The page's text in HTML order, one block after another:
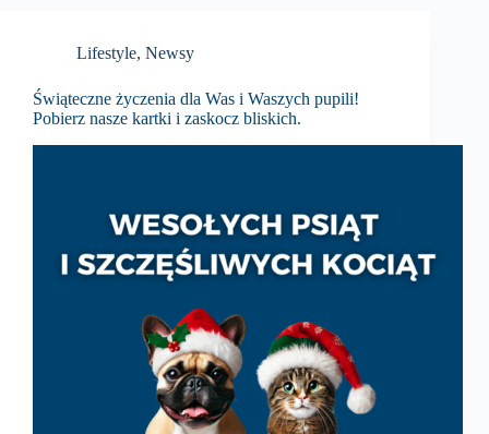
Lifestyle, Newsy
Świąteczne życzenia dla Was i Waszych pupili!
Pobierz nasze kartki i zaskocz bliskich.